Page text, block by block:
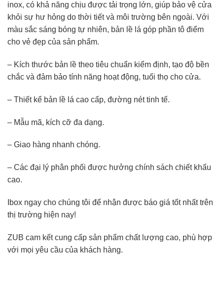
inox, có khả năng chịu được tải trọng lớn, giúp bảo vệ cửa
khỏi sự hư hỏng do thời tiết và môi trường bên ngoài. Với
màu sắc sáng bóng tự nhiên, bản lề lá góp phần tô điểm
cho vẻ đẹp của sản phẩm.
– Kích thước bản lề theo tiêu chuẩn kiểm định, tạo độ bền
chắc và đảm bảo tính năng hoạt động, tuổi thọ cho cửa.
– Thiết kế bản lề lá cao cấp, đường nét tinh tế.
– Mẫu mã, kích cỡ đa dạng.
– Giao hàng nhanh chóng.
– Các đại lý phân phối được hưởng chính sách chiết khấu
cao.
Ibox ngay cho chúng tôi để nhận được báo giá tốt nhất trên
thị trường hiện nay!
ZUB cam kết cung cấp sản phẩm chất lượng cao, phù hợp
với mọi yêu cầu của khách hàng.